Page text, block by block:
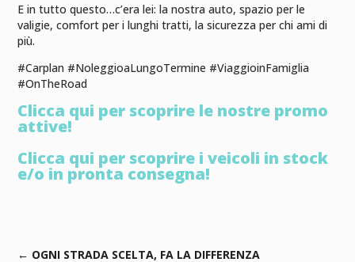
E in tutto questo…c’era lei: la nostra auto, spazio per le
valigie, comfort per i lunghi tratti, la sicurezza per chi ami di
più.
#Carplan #NoleggioaLungoTermine #ViaggioinFamiglia
#OnTheRoad
Clicca qui per scoprire le nostre promo
attive!
Clicca qui per scoprire i veicoli in stock
e/o in pronta consegna!
← OGNI STRADA SCELTA, FA LA DIFFERENZA